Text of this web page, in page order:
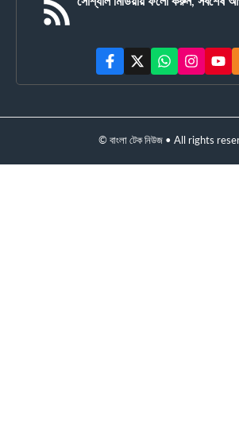
© বাংলা টেক নিউজ • All rights